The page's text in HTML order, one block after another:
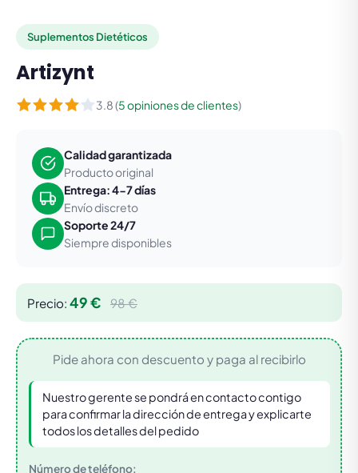
Suplementos Dietéticos
Artizynt
3.8 (5 opiniones de clientes)
Calidad garantizada
Producto original
Entrega: 4-7 días
Envío discreto
Soporte 24/7
Siempre disponibles
Precio: 49 € 98 €
Pide ahora con descuento y paga al recibirlo
Nuestro gerente se pondrá en contacto contigo
para confirmar la dirección de entrega y explicarte
todos los detalles del pedido
Número de teléfono: